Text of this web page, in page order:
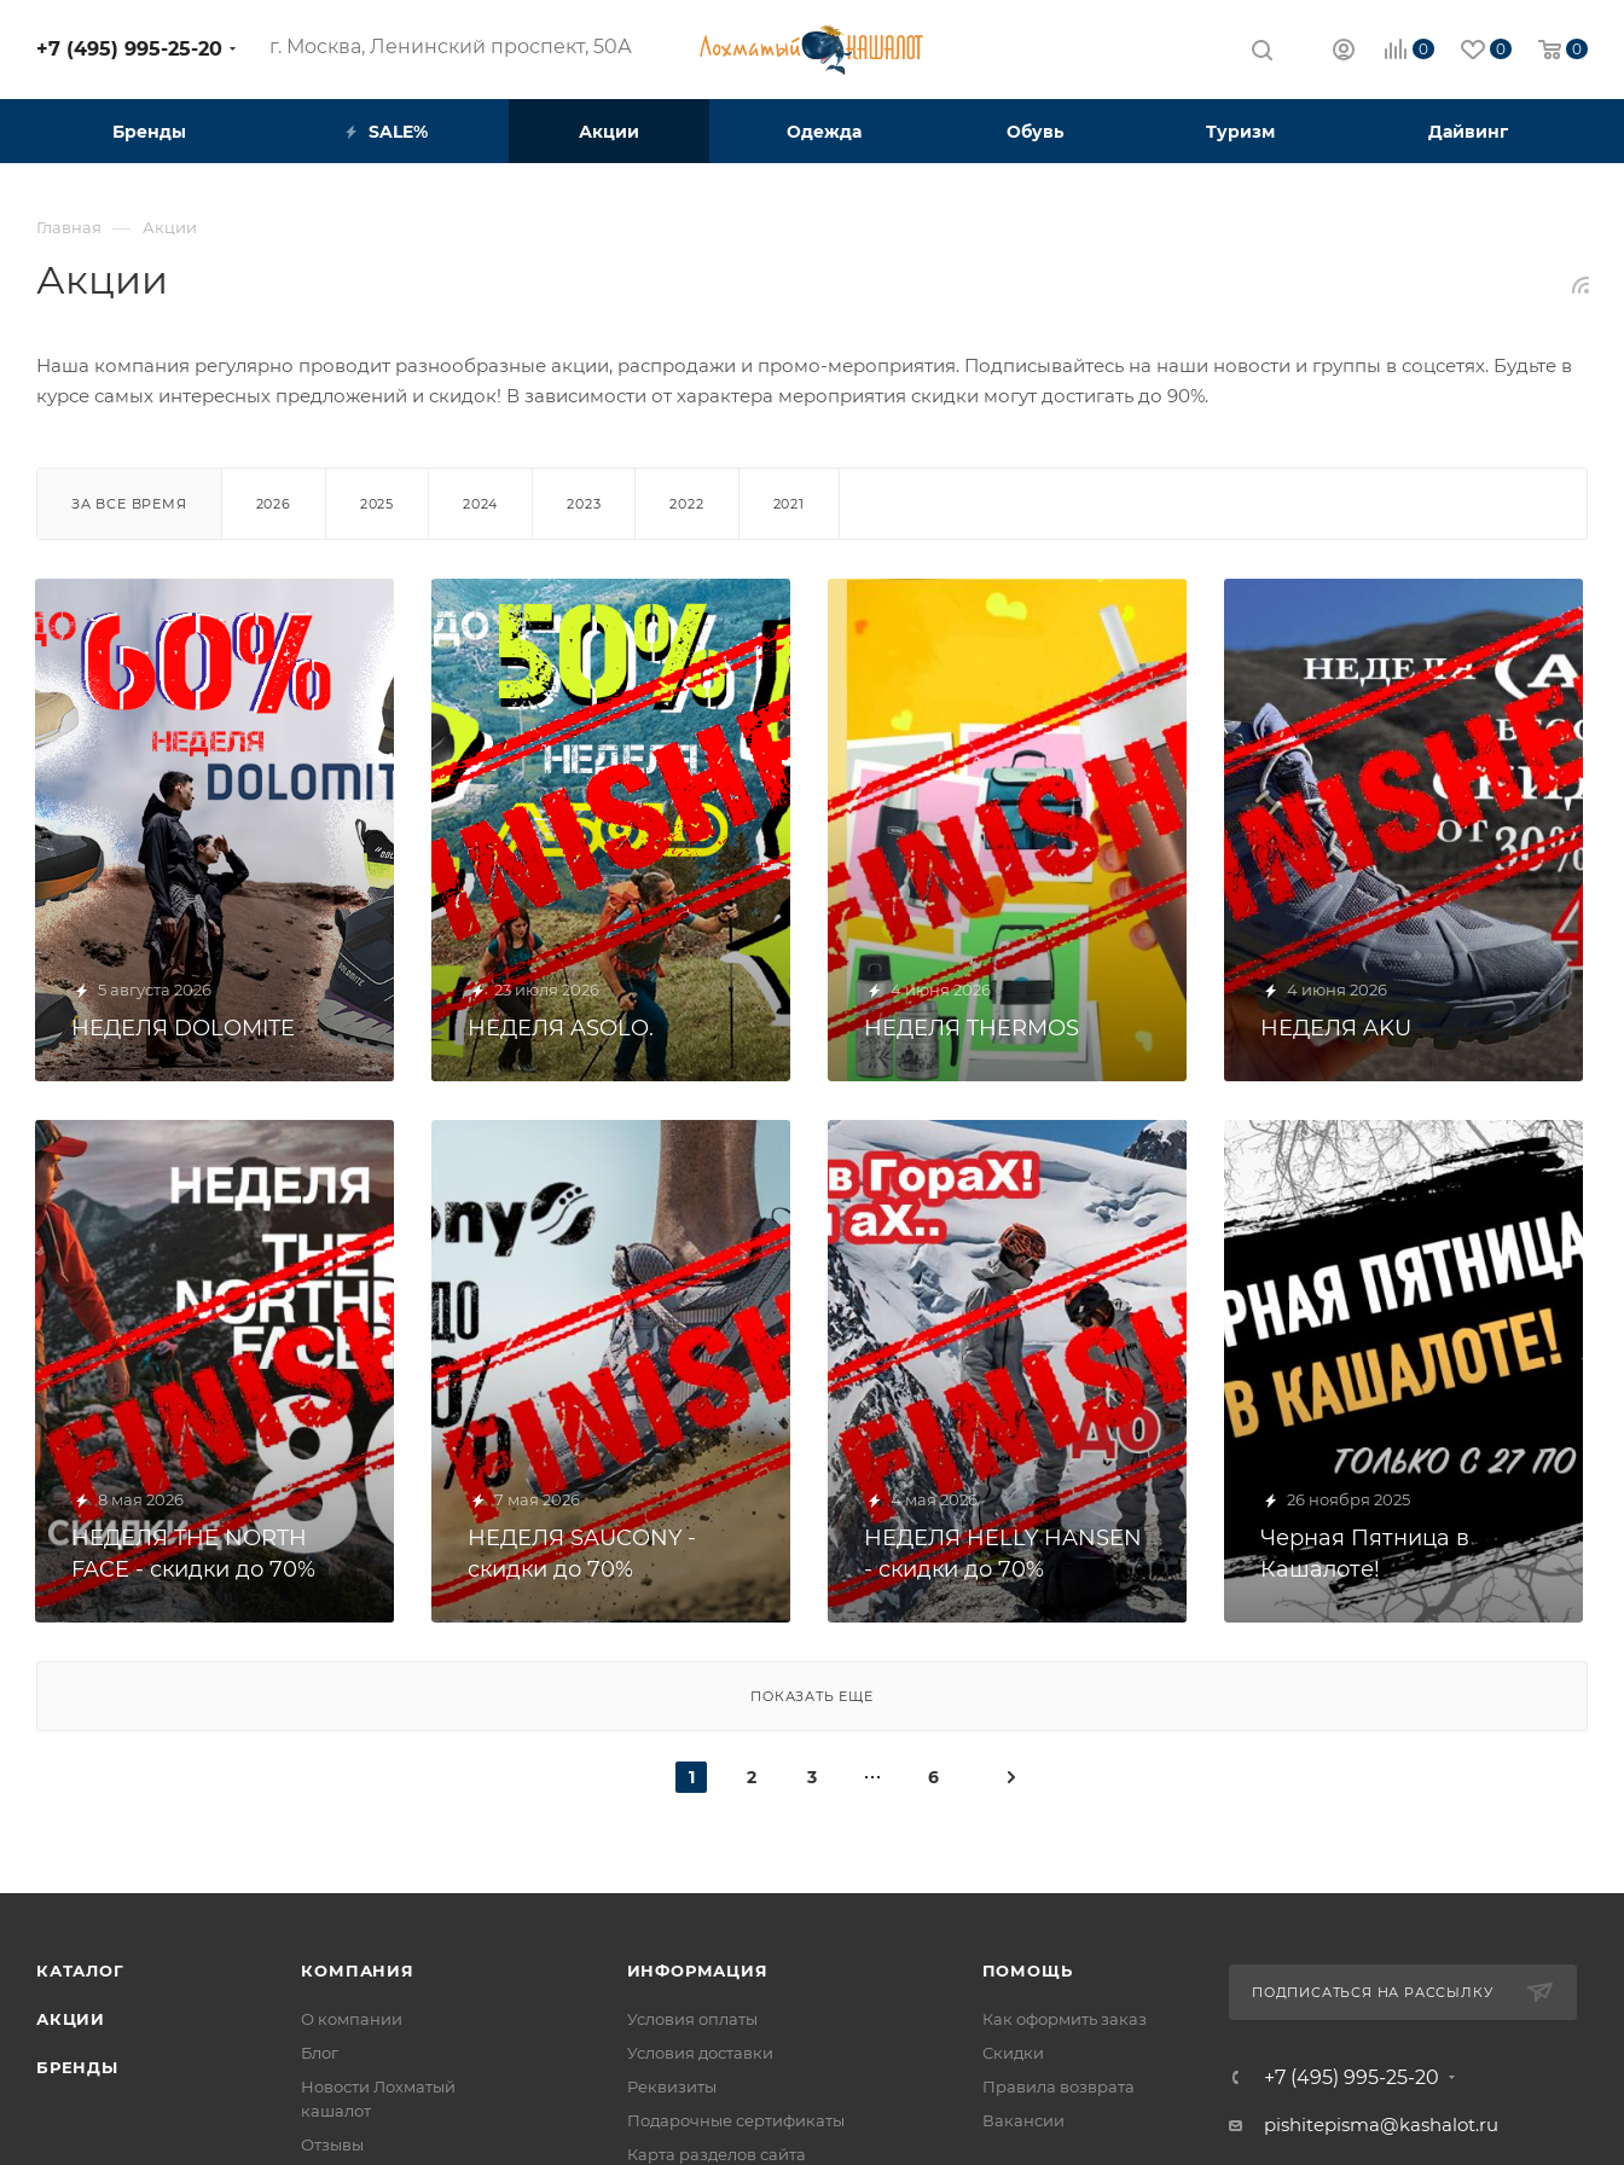
+7 (495) 995-25-20​ г. Москва, Ленинский проспект, 50А​ 0 0 0
Бренды SALE% Акции Одежда Обувь Туризм Дайвинг
Главная — Акции
Акции
Наша компания регулярно проводит разнообразные акции, распродажи и промо-мероприятия. Подписывайтесь на наши новости и группы в соцсетях. Будьте в
курсе самых интересных предложений и скидок! В зависимости от характера мероприятия скидки могут достигать до 90%. ​
ЗА ВСЕ ВРЕМЯ 2026 2025 2024 2023 2022 2021
5 августа 2026
НЕДЕЛЯ DOLOMITE
23 июля 2026
НЕДЕЛЯ ASOLO.
4 июня 2026
НЕДЕЛЯ THERMOS
4 июня 2026
НЕДЕЛЯ AKU
8 мая 2026
НЕДЕЛЯ THE NORTH
FACE - скидки до 70%
7 мая 2026
НЕДЕЛЯ SAUCONY -
скидки до 70%
4 мая 2026
НЕДЕЛЯ HELLY HANSEN
- скидки до 70%
26 ноября 2025
Черная Пятница в
Кашалоте!
ПОКАЗАТЬ ЕЩЕ
1 2 3 6
КАТАЛОГ
АКЦИИ
БРЕНДЫ
КОМПАНИЯ
О компании
Блог
Новости Лохматый
кашалот
Отзывы
ИНФОРМАЦИЯ
Условия оплаты
Условия доставки
Реквизиты
Подарочные сертификаты
Карта разделов сайта
ПОМОЩЬ
Как оформить заказ
Скидки
Правила возврата
Вакансии
ПОДПИСАТЬСЯ НА РАССЫЛКУ
+7 (495) 995-25-20​
pishitepisma@kashalot.ru